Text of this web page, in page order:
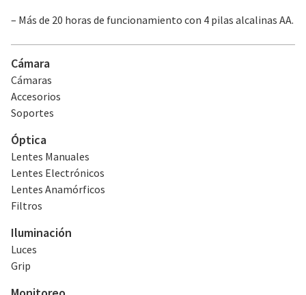
– Más de 20 horas de funcionamiento con 4 pilas alcalinas AA.
Cámara
Cámaras
Accesorios
Soportes
Óptica
Lentes Manuales
Lentes Electrónicos
Lentes Anamórficos
Filtros
Iluminación
Luces
Grip